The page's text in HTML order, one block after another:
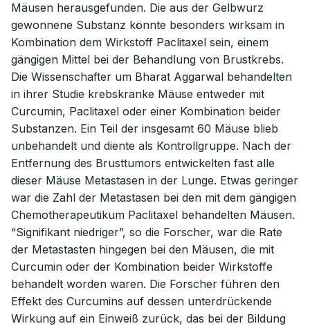
Mäusen herausgefunden. Die aus der Gelbwurz
gewonnene Substanz könnte besonders wirksam in
Kombination dem Wirkstoff Paclitaxel sein, einem
gängigen Mittel bei der Behandlung von Brustkrebs.
Die Wissenschafter um Bharat Aggarwal behandelten
in ihrer Studie krebskranke Mäuse entweder mit
Curcumin, Paclitaxel oder einer Kombination beider
Substanzen. Ein Teil der insgesamt 60 Mäuse blieb
unbehandelt und diente als Kontrollgruppe. Nach der
Entfernung des Brusttumors entwickelten fast alle
dieser Mäuse Metastasen in der Lunge. Etwas geringer
war die Zahl der Metastasen bei den mit dem gängigen
Chemotherapeutikum Paclitaxel behandelten Mäusen.
“Signifikant niedriger”, so die Forscher, war die Rate
der Metastasten hingegen bei den Mäusen, die mit
Curcumin oder der Kombination beider Wirkstoffe
behandelt worden waren. Die Forscher führen den
Effekt des Curcumins auf dessen unterdrückende
Wirkung auf ein Einweiß zurück, das bei der Bildung